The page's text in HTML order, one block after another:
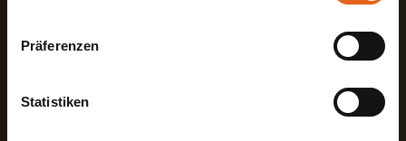
Bitte beachten Sie, dass einige der Partner auch Daten in
Drittländer übermitteln können, in denen möglicherweise
ein anderes Datenschutzniveau besteht als in der EU.
Übereinstimmung mit den geltenden
Präferenzen
Statistiken